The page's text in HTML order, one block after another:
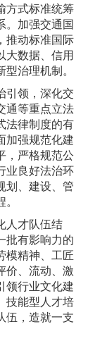
方式标准统筹
。加强交通国
推动标准国际
大数据、信用
治理机制。
领，深化交
通等重点立法
法律制度的有
加强规范化建
，严格规范公
业良好法治环
划、建设、管
才队伍结
批有影响力的
模精神、工匠
价、流动、激
领行业文化建
技能型人才培
伍，造就一支